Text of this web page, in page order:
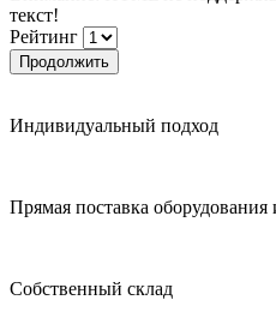
текст!
Рейтинг
Продолжить
Индивидуальный подход
Прямая поставка оборудования
Собственный склад